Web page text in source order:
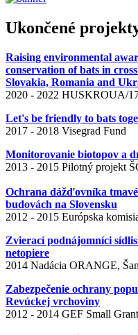
Ukončené
Raising environmental
conservation of bats in
Slovakia, Romania and
2020 - 2022 HUSKROUA/
Let's be friendly to bats
2017 - 2018 Visegrad Fund
Monitorovanie biotopov a
2013 - 2015 Pilotný projekt
Ochrana dážďovníka
budovách na Slovensku
2012 - 2015 Európska
Zvierací podnájomníci
netopiere
2014 Nadácia ORANGE,
Zabezpečenie ochrany
Revúckej vrchoviny
2012 - 2014 GEF Small